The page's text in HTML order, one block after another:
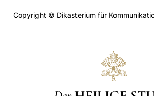
Copyright © Dikasterium für